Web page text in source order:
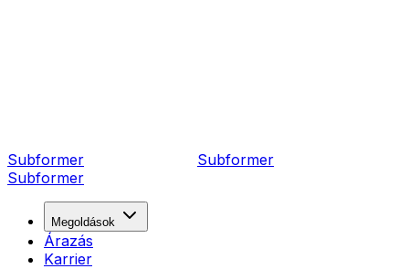
Subformer Subformer
Subformer
Megoldások
Árazás
Karrier